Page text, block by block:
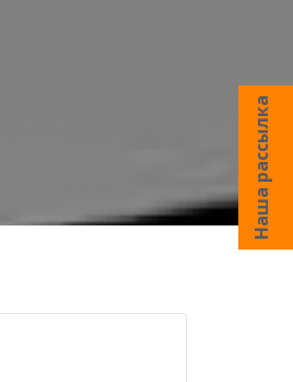
Наша рассылка